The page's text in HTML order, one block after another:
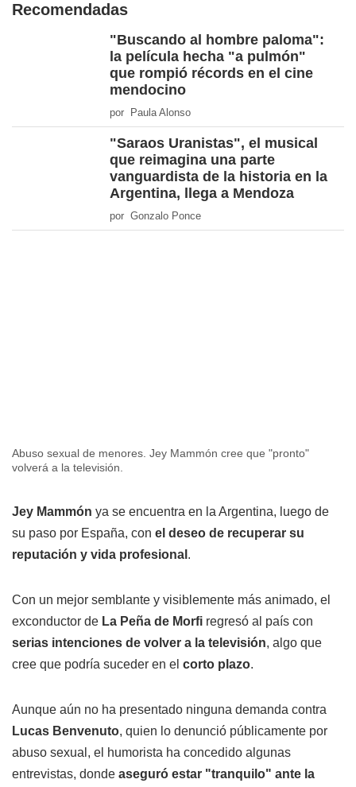
Recomendadas
"Buscando al hombre paloma":
la película hecha "a pulmón"
que rompió récords en el cine
mendocino
por Paula Alonso
"Saraos Uranistas", el musical
que reimagina una parte
vanguardista de la historia en la
Argentina, llega a Mendoza
por Gonzalo Ponce
Abuso sexual de menores. Jey Mammón cree que "pronto"
volverá a la televisión.
Jey Mammón ya se encuentra en la Argentina, luego de
su paso por España, con el deseo de recuperar su
reputación y vida profesional .
Con un mejor semblante y visiblemente más animado, el
exconductor de La Peña de Morfi regresó al país con
serias intenciones de volver a la televisión, algo que
cree que podría suceder en el corto plazo.
Aunque aún no ha presentado ninguna demanda contra
Lucas Benvenuto, quien lo denunció públicamente por
abuso sexual, el humorista ha concedido algunas
entrevistas, donde aseguró estar "tranquilo" ante la